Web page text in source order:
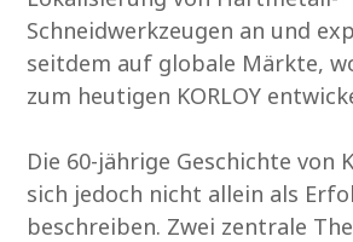
Schneidwerkzeugen an und
seitdem auf globale Märkte,
zum heutigen KORLOY
Die 60-jährige Geschichte von
sich jedoch nicht allein als
beschreiben. Zwei zentrale